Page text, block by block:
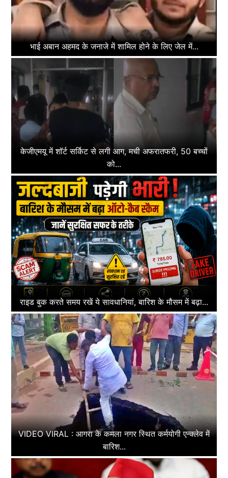
भाई अबान अहमद के जनाजे में शामिल होने के लिए जेल में...
केजीएमयू में शॉर्ट सर्किट से लगी आग, मची अफरातफरी, 50 बच्चों
को...
राइड बुक करते समय रखें ये सावधानियां, बारिश के मौसम में बढ़ा...
VIDEO VIRAL : आगरा के कमला नगर स्थित कर्मयोगी एन्क्लेव में
बारिश...